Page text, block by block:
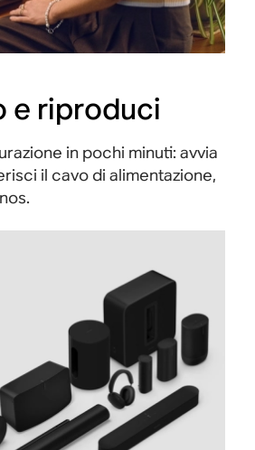
e riproduci
in pochi minuti: avvia
il cavo di alimentazione,